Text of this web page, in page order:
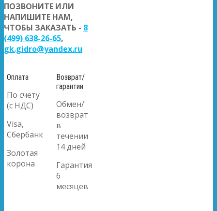
ПОЗВОНИТЕ ИЛИ
НАПИШИТЕ НАМ,
ЧТОБЫ ЗАКАЗАТЬ - 8
(499) 638-26-65,
gk.gidro@yandex.ru
Оплата
По счету
(с НДС)
Visa,
Сбербанк
Золотая
корона
Возврат/
гарантии
Обмен/
возврат
в
течении
14 дней
Гарантия
6
месяцев